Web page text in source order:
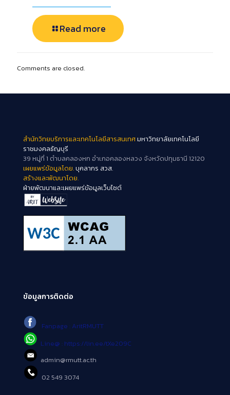
Read more
Comments are closed.
สำนักวิทยบริการและเทคโนโลยีสารสนเทศมหาวิทยาลัยเทคโนโลยี
ราชมงคลธัญบุรี
39 หมู่ที่ 1 ตำบลคลองหก อำเภอคลองหลวง จังหวัดปทุมธานี 12120
เผยแพร่ข้อมูลโดย.บุคลากร สวส.
สร้างและพัฒนาโดย.
ฝ่ายพัฒนาและเผยแพร่ข้อมูลเว็บไซต์
ข้อมูลการติดต่อ
Fanpage : AritRMUTT
Line@ : https://lin.ee/tXe209C
admin@rmutt.ac.th
02 549 3074